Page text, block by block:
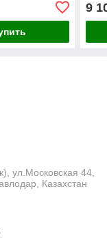
9
ул.Московская 44,
Казахстан